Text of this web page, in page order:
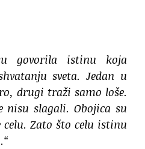
govorila istinu koja
sveta. Jedan u
drugi traži samo loše.
slagali. Obojica su
Zato što celu istinu